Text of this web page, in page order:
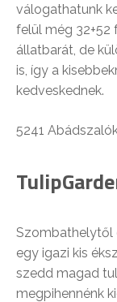
válogathatunk
felül még 32+52
állatbarát, de
is, így a
kedveskednek.
5241 Abádszalók
Szombathelytől
egy igazi kis
szedd magad
megpihennénk